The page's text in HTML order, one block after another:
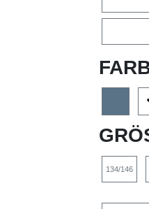
134/146